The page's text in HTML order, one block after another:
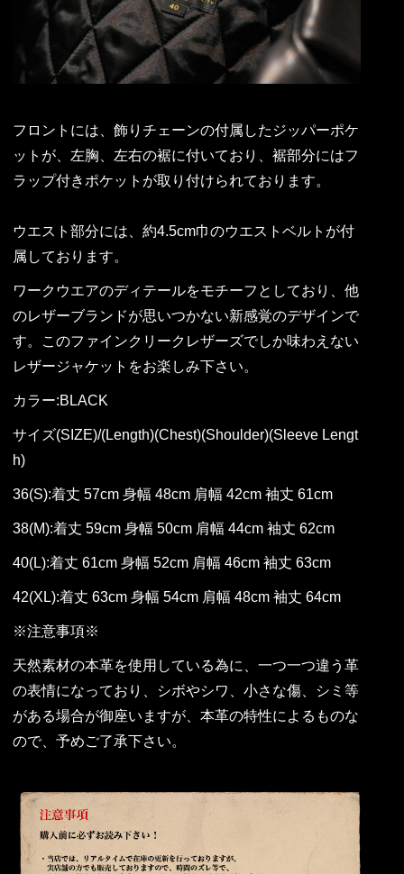
フロントには、飾りチェーンの付属したジッパーポケ
ットが、左胸、左右の裾に付いており、裾部分にはフ
ラップ付きポケットが取り付けられております。
ウエスト部分には、約4.5cm巾のウエストベルトが付
属しております。
ワークウエアのディテールをモチーフとしており、他
のレザーブランドが思いつかない新感覚のデザインで
す。このファインクリークレザーズでしか味わえない
レザージャケットをお楽しみ下さい。
カラー:BLACK
サイズ(SIZE)/(Length)(Chest)(Shoulder)(Sleeve Lengt
h)
36(S):着丈 57cm 身幅 48cm 肩幅 42cm 袖丈 61cm
38(M):着丈 59cm 身幅 50cm 肩幅 44cm 袖丈 62cm
40(L):着丈 61cm 身幅 52cm 肩幅 46cm 袖丈 63cm
42(XL):着丈 63cm 身幅 54cm 肩幅 48cm 袖丈 64cm
※注意事項※
天然素材の本革を使用している為に、一つ一つ違う革
の表情になっており、シボやシワ、小さな傷、シミ等
がある場合が御座いますが、本革の特性によるものな
ので、予めご了承下さい。